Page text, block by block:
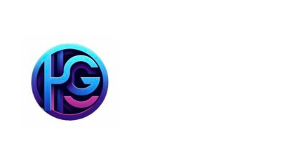
contenido